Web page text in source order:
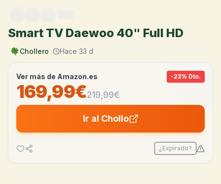
Smart TV Daewoo 40" Full HD
Chollero Hace 33 d
Ver más de Amazon.es -23% Dto.
169,99€219,99€
Ir al Chollo
¿Expirado?